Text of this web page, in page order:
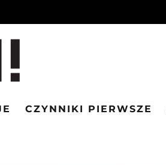
CZYNNIKI PIERWSZE